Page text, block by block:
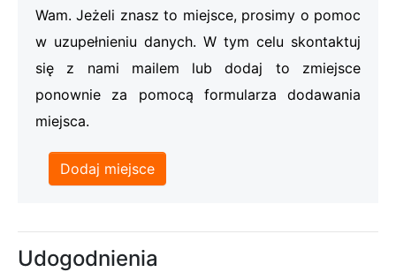
Wam. Jeżeli znasz to miejsce, prosimy o pomoc
w uzupełnieniu danych. W tym celu skontaktuj
się z nami mailem lub dodaj to zmiejsce
ponownie za pomocą formularza dodawania
miejsca.
Dodaj miejsce
Udogodnienia